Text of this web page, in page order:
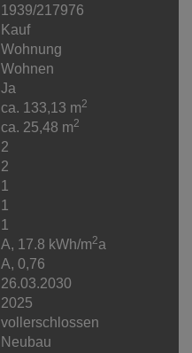
1939/217976
Kauf
Wohnung
Wohnen
Ja
ca. 133,13 m2
ca. 25,48 m2
2
2
1
1
1
A, 17.8 kWh/m2a
A, 0,76
26.03.2030
2025
vollerschlossen
Neubau